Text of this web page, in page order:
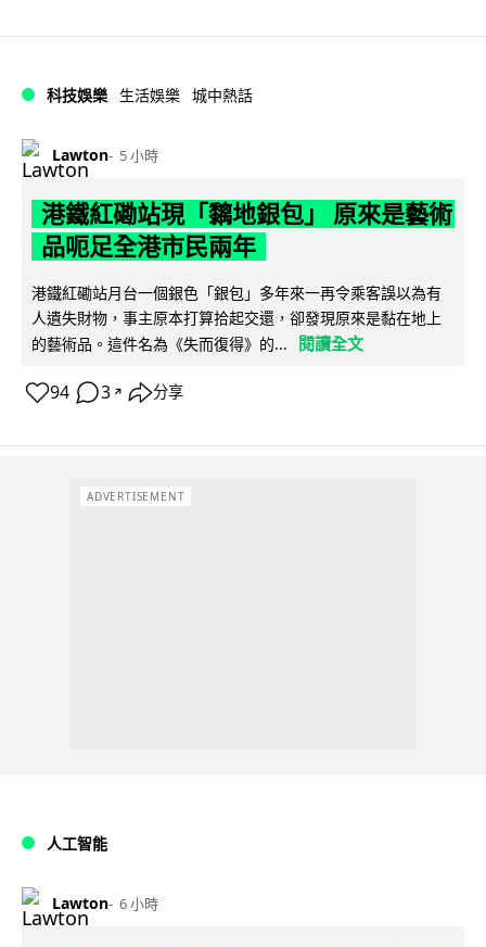
科技娛樂 生活娛樂 城中熱話
Lawton 5 小時
港鐵紅磡站現「黐地銀包」 原來是藝術
品呃足全港市民兩年
港鐵紅磡站月台一個銀色「銀包」多年來一再令乘客誤以為有
人遺失財物，事主原本打算拾起交還，卻發現原來是黏在地上
的藝術品。這件名為《失而復得》的...
閱讀全文
94 3 ↗ 分享
ADVERTISEMENT
人工智能
Lawton 6 小時